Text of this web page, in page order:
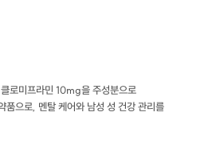
로미프라민 10mg을 주성분으로
으로, 멘탈 케어와 남성 성 건강 관리를